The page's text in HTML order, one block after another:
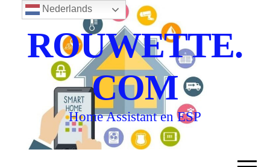
ROUWETTE.
COM
Home Assistant en ESP
Nederlands